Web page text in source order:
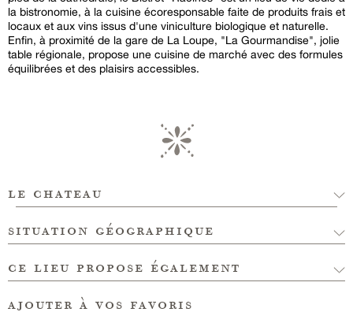
la bistronomie, à la cuisine écoresponsable faite de produits frais et
locaux et aux vins issus d'une viniculture biologique et naturelle.
Enfin, à proximité de la gare de La Loupe, "La Gourmandise", jolie
table régionale, propose une cuisine de marché avec des formules
équilibrées et des plaisirs accessibles.
le chateau
situation géographique
ce lieu propose également
ajouter à vos favoris